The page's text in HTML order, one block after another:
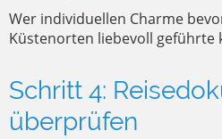
Wer individuellen Charme
Küstenorten liebevoll geführte
Schritt 4:
überprüfen